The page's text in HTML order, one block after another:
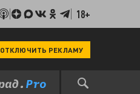
18+
ОТКЛЮЧИТЬ РЕКЛАМУ